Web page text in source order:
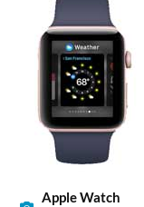
Apple Watch